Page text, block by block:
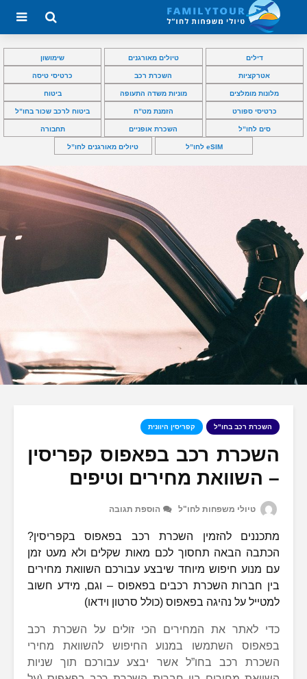
דילים טיולים מאורגנים שימושון
אטרקציות השכרת רכב כרטיסי טיסה
מלונות מומלצים מוניות משדה התעופה ביטוח
כרטיסי ספורט הזמנת מט”ח ביטוח לרכב שכור בחו”ל
סים לחו”ל השכרת אופניים תחבורה
eSIM לחו”ל טיולים מאורגנים לחו”ל
השכרת רכב בחו"ל קפריסין היוונית
השכרת רכב בפאפוס קפריסין
– השוואת מחירים וטיפים
טיולי משפחות לחו"ל הוספת תגובה
מתכננים להזמין השכרת רכב בפאפוס בקפריסין?
הכתבה הבאה תחסוך לכם מאות שקלים ולא מעט זמן
עם מנוע חיפוש מיוחד שיבצע עבורכם השוואת מחירים
בין חברות השכרת רכבים בפאפוס – וגם, מידע חשוב
למטייל על נהיגה בפאפוס (כולל סרטון וידאו)
כדי לאתר את המחירים הכי זולים על השכרת רכב
בפאפוס השתמשו במנוע החיפוש להשוואת מחירי
השכרת רכב בחו”ל אשר יבצע עבורכם תוך שניות